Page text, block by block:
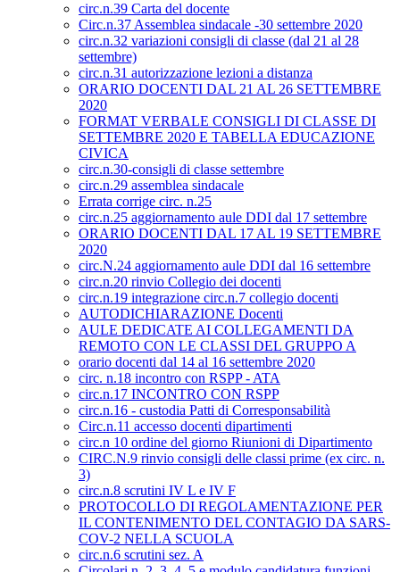
circ.n.39 Carta del docente
Circ.n.37 Assemblea sindacale -30 settembre 2020
circ.n.32 variazioni consigli di classe (dal 21 al 28
settembre)
circ.n.31 autorizzazione lezioni a distanza
ORARIO DOCENTI DAL 21 AL 26 SETTEMBRE
2020
FORMAT VERBALE CONSIGLI DI CLASSE DI
SETTEMBRE 2020 E TABELLA EDUCAZIONE
CIVICA
circ.n.30-consigli di classe settembre
circ.n.29 assemblea sindacale
Errata corrige circ. n.25
circ.n.25 aggiornamento aule DDI dal 17 settembre
ORARIO DOCENTI DAL 17 AL 19 SETTEMBRE
2020
circ.N.24 aggiornamento aule DDI dal 16 settembre
circ.n.20 rinvio Collegio dei docenti
circ.n.19 integrazione circ.n.7 collegio docenti
AUTODICHIARAZIONE Docenti
AULE DEDICATE AI COLLEGAMENTI DA
REMOTO CON LE CLASSI DEL GRUPPO A
orario docenti dal 14 al 16 settembre 2020
circ. n.18 incontro con RSPP - ATA
circ.n.17 INCONTRO CON RSPP
circ.n.16 - custodia Patti di Corresponsabilità
Circ.n.11 accesso docenti dipartimenti
circ.n 10 ordine del giorno Riunioni di Dipartimento
CIRC.N.9 rinvio consigli delle classi prime (ex circ. n.
3)
circ.n.8 scrutini IV L e IV F
PROTOCOLLO DI REGOLAMENTAZIONE PER
IL CONTENIMENTO DEL CONTAGIO DA SARS-
COV-2 NELLA SCUOLA
circ.n.6 scrutini sez. A